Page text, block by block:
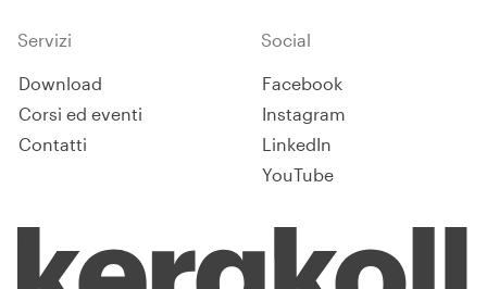
Servizi
Download
Corsi ed eventi
Contatti
Social
Facebook
Instagram
LinkedIn
YouTube